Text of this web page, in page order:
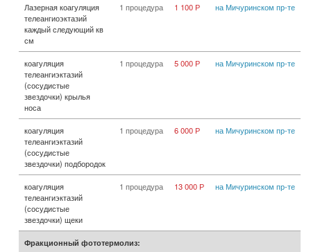
Лазерная коагуляция
телеангиоэктазий
каждый следующий кв
см
1 процедура 1 100 Р на Мичуринском пр-те
коагуляция
телеангиэктазий
(сосудистые
звездочки) крылья
носа
1 процедура 5 000 Р на Мичуринском пр-те
коагуляция
телеангиэктазий
(сосудистые
звездочки) подбородок
1 процедура 6 000 Р на Мичуринском пр-те
коагуляция
телеангиэктазий
(сосудистые
звездочки) щеки
1 процедура 13 000 Р на Мичуринском пр-те
Фракционный фототермолиз: